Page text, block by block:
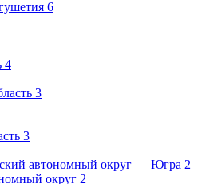
6
4
3
3
автономный округ — Югра 2
округ 2